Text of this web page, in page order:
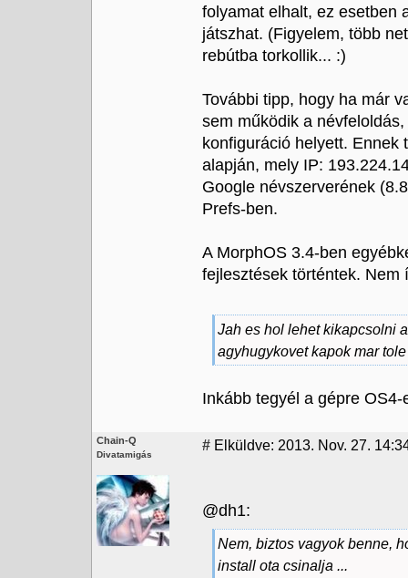
folyamat elhalt, ez esetben
játszhat. (Figyelem, több
rebútba torkollik... :)
További tipp, hogy ha már
sem működik a
konfiguráció helyett. Ennek
alapján, mely IP:
Google névszerverének
Prefs-ben.
A MorphOS 3.4-ben
fejlesztések történtek. Nem
Jah es hol lehet kikapcsolni
agyhugykovet kapok mar tole
Inkább tegyél a gépre
Chain-Q
Divatamigás
# Elküldve: 2013. Nov. 27.
@dh1:
Nem, biztos vagyok benne,
install ota csinalja ...